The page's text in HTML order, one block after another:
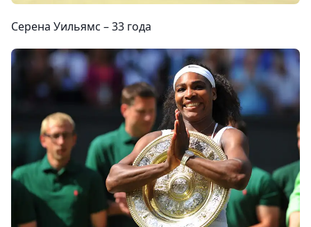
Серена Уильямс –33 года